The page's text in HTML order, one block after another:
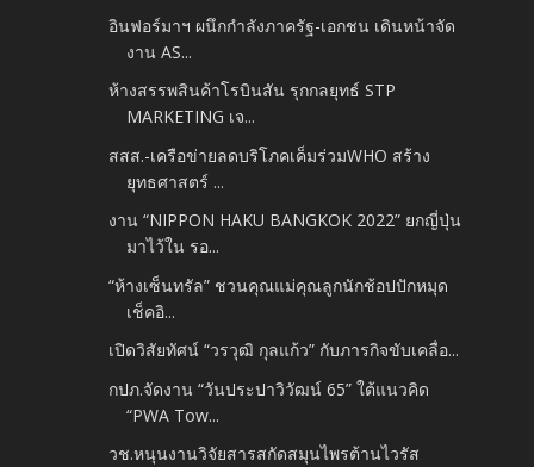
อินฟอร์มาฯ ผนึกกำลังภาครัฐ-เอกชน เดินหน้าจัด
งาน AS...
ห้างสรรพสินค้าโรบินสัน รุกกลยุทธ์ STP
MARKETING เจ...
สสส.-เครือข่ายลดบริโภคเค็มร่วมWHO สร้าง
ยุทธศาสตร์ ...
งาน “NIPPON HAKU BANGKOK 2022” ยกญี่ปุ่น
มาไว้ใน รอ...
“ห้างเซ็นทรัล” ชวนคุณแม่คุณลูกนักช้อปปักหมุด
เช็คอิ...
เปิดวิสัยทัศน์ “วรวุฒิ กุลแก้ว” กับภารกิจขับเคลื่อ...
กปภ.จัดงาน “วันประปาวิวัฒน์ 65” ใต้แนวคิด
“PWA Tow...
วช.หนุนงานวิจัยสารสกัดสมุนไพรต้านไวรัส